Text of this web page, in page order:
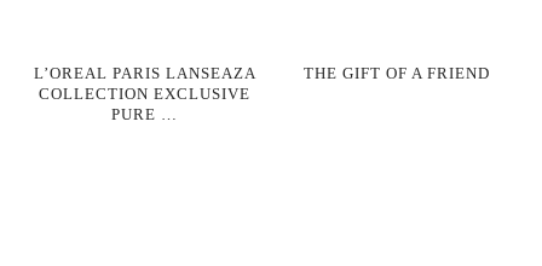
L’OREAL PARIS LANSEAZA
COLLECTION EXCLUSIVE
PURE …
THE GIFT OF A FRIEND